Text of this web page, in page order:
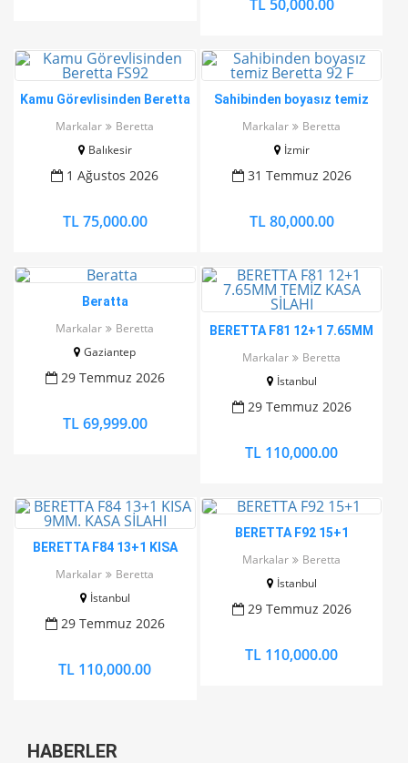
TL 50,000.00
Kamu Görevlisinden Beretta
Markalar
Beretta
Balıkesir
1 Ağustos 2026
TL 75,000.00
Sahibinden boyasız temiz
Markalar
Beretta
İzmir
31 Temmuz 2026
TL 80,000.00
Beratta
Markalar
Beretta
Gaziantep
29 Temmuz 2026
TL 69,999.00
BERETTA F81 12+1 7.65MM
Markalar
Beretta
İstanbul
29 Temmuz 2026
TL 110,000.00
BERETTA F84 13+1 KISA
Markalar
Beretta
İstanbul
29 Temmuz 2026
TL 110,000.00
BERETTA F92 15+1
Markalar
Beretta
İstanbul
29 Temmuz 2026
TL 110,000.00
HABERLER